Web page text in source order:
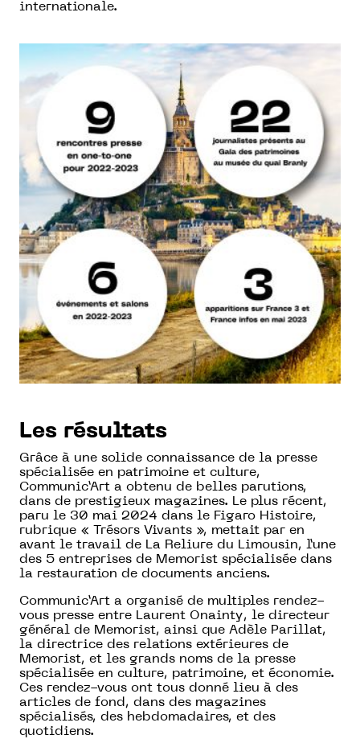
internationale.
Les résultats
Grâce à une solide connaissance de la presse
spécialisée en patrimoine et culture,
Communic’Art a obtenu de belles parutions,
dans de prestigieux magazines. Le plus récent,
paru le 30 mai 2024 dans le Figaro Histoire,
rubrique « Trésors Vivants », mettait par en
avant le travail de La Reliure du Limousin, l’une
des 5 entreprises de Memorist spécialisée dans
la restauration de documents anciens.
Communic’Art a organisé de multiples rendez-
vous presse entre Laurent Onainty, le directeur
général de Memorist, ainsi que Adèle Parillat,
la directrice des relations extérieures de
Memorist, et les grands noms de la presse
spécialisée en culture, patrimoine, et économie.
Ces rendez-vous ont tous donné lieu à des
articles de fond, dans des magazines
spécialisés, des hebdomadaires, et des
quotidiens.